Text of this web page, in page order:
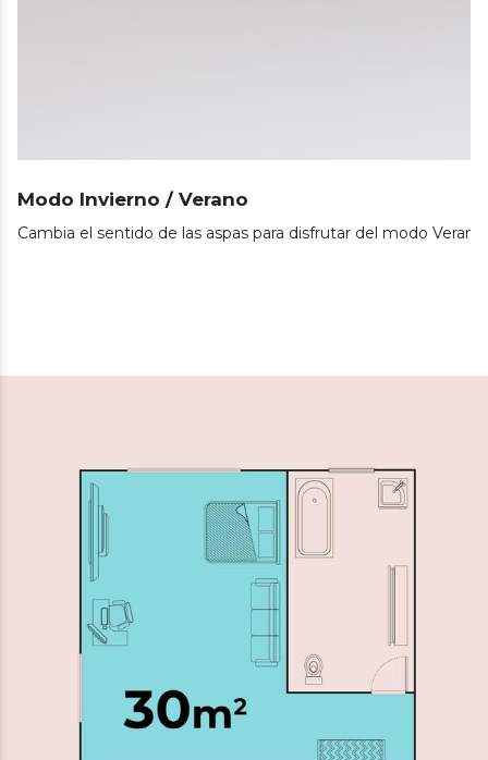
Modo Invierno / Verano
Cambia el sentido de las aspas para disfrutar del modo